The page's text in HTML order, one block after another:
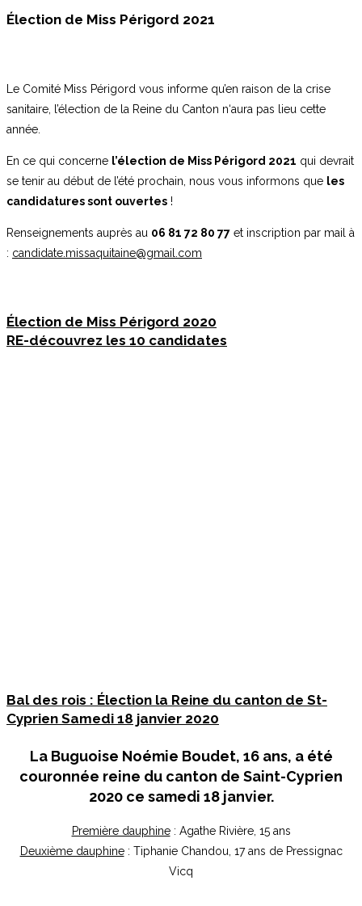
Élection de Miss Périgord 2021
Le Comité Miss Périgord vous informe qu’en raison de la crise
sanitaire, l’élection de la Reine du Canton n‘aura pas lieu cette
année.
En ce qui concerne l’élection de Miss Périgord 2021 qui devrait
se tenir au début de l’été prochain, nous vous informons que les
candidatures sont ouvertes !
Renseignements auprès au 06 81 72 80 77 et inscription par mail à
: candidate.missaquitaine@gmail.com
Élection de Miss Périgord 2020
RE-découvrez les 10 candidates
Bal des rois : Élection la Reine du canton de St-
Cyprien Samedi 18 janvier 2020
La Buguoise Noémie Boudet, 16 ans, a été
couronnée reine du canton de Saint-Cyprien
2020 ce samedi 18 janvier.
Première dauphine: Agathe Rivière, 15 ans
Deuxième dauphine: Tiphanie Chandou, 17 ans de Pressignac
Vicq